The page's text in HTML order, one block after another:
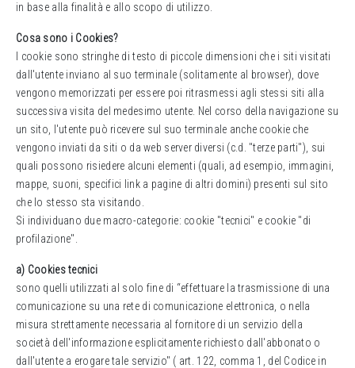
in base alla finalità e allo scopo di utilizzo.
Cosa sono i Cookies?
I cookie sono stringhe di testo di piccole dimensioni che i siti visitati
dall'utente inviano al suo terminale (solitamente al browser), dove
vengono memorizzati per essere poi ritrasmessi agli stessi siti alla
successiva visita del medesimo utente. Nel corso della navigazione su
un sito, l'utente può ricevere sul suo terminale anche cookie che
vengono inviati da siti o da web server diversi (c.d. "terze parti"), sui
quali possono risiedere alcuni elementi (quali, ad esempio, immagini,
mappe, suoni, specifici link a pagine di altri domini) presenti sul sito
che lo stesso sta visitando.
Si individuano due macro-categorie: cookie "tecnici" e cookie "di
profilazione".
a) Cookies tecnici
sono quelli utilizzati al solo fine di “effettuare la trasmissione di una
comunicazione su una rete di comunicazione elettronica, o nella
misura strettamente necessaria al fornitore di un servizio della
società dell'informazione esplicitamente richiesto dall'abbonato o
dall'utente a erogare tale servizio" ( art. 122, comma 1, del Codice in